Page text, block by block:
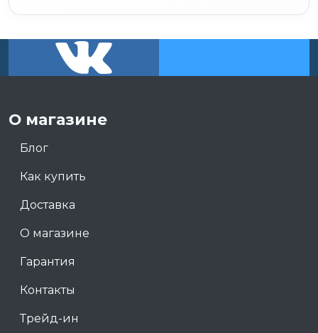
О магазине
Блог
Как купить
Доставка
О магазине
Гарантия
Контакты
Трейд-ин